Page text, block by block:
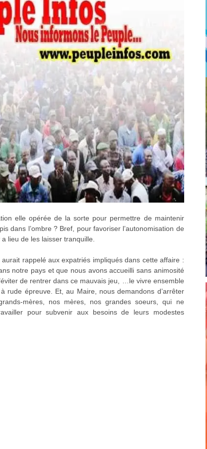
elle opérée de la sorte pour permettre de maintenir
dans l’ombre ? Bref, pour favoriser l’autonomisation de
lieu de les laisser tranquille.
rappelé aux expatriés impliqués dans cette affaire :
notre pays et que nous avons accueilli sans animosité
de rentrer dans ce mauvais jeu, …le vivre ensemble
rude épreuve. Et, au Maire, nous demandons d’arrêter
mères, nos mères, nos grandes soeurs, qui ne
pour subvenir aux besoins de leurs modestes